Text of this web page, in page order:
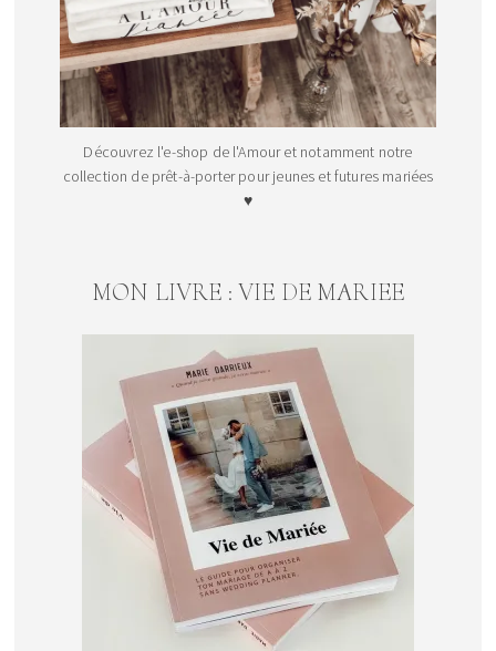
Découvrez l'e-shop de l'Amour et notamment notre
collection de prêt-à-porter pour jeunes et futures mariées
♥
MON LIVRE : VIE DE MARIEE